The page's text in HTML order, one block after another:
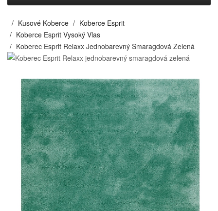
Kusové Koberce
Koberce Esprit
Koberce Esprit Vysoký Vlas
Koberec Esprit Relaxx Jednobarevný Smaragdová Zelená